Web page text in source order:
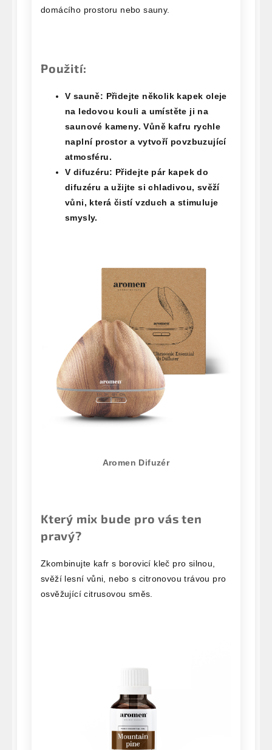
domácího prostoru nebo sauny.
Použití:
V sauně: Přidejte několik kapek oleje
na ledovou kouli a umístěte ji na
saunové kameny. Vůně kafru rychle
naplní prostor a vytvoří povzbuzující
atmosféru.
V difuzéru: Přidejte pár kapek do
difuzéru a užijte si chladivou, svěží
vůni, která čistí vzduch a stimuluje
smysly.
Aromen Difuzér
Který mix bude pro vás ten
pravý?
Zkombinujte kafr s borovicí kleč pro silnou,
svěží lesní vůni, nebo s citronovou trávou pro
osvěžující citrusovou směs.